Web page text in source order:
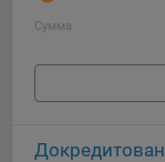
Сумма